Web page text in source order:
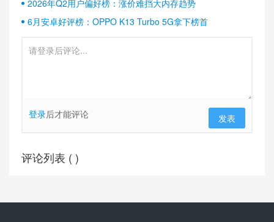
2026年Q2用户偏好榜：涨价难挡大内存趋势
6月安卓好评榜：OPPO K13 Turbo 5G拿下榜首
登录后才能评论 发表
评论列表 ( )